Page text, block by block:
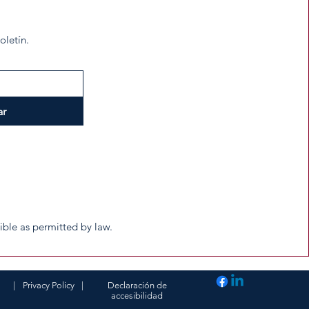
as permitted by law.
Privacy Policy
Declaración de
accesibilidad